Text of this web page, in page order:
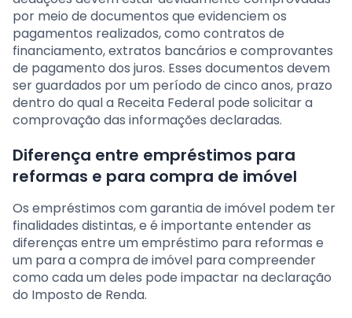
por meio de documentos que evidenciem os
pagamentos realizados, como contratos de
financiamento, extratos bancários e comprovantes
de pagamento dos juros. Esses documentos devem
ser guardados por um período de cinco anos, prazo
dentro do qual a Receita Federal pode solicitar a
comprovação das informações declaradas.
Diferença entre empréstimos para
reformas e para compra de imóvel
Os empréstimos com garantia de imóvel podem ter
finalidades distintas, e é importante entender as
diferenças entre um empréstimo para reformas e
um para a compra de imóvel para compreender
como cada um deles pode impactar na declaração
do Imposto de Renda.